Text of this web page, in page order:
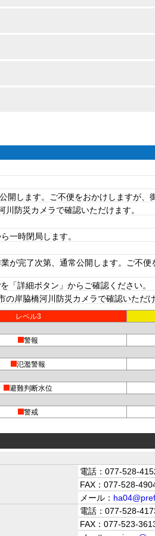
します。ご不便をおかけしますが、
防災カメラで確認いただけます。
一時閉局します。
完了次第、通常公開します。ご不
「詳細ボタン」からご確認ください。
岸脇橋河川防災カメラで確認いただ
レベル3
警報
氾濫警報
避難判断水位
警戒
電話：077-528-
FAX：077-528-
メール：
電話：077-528-
FAX：077-523-